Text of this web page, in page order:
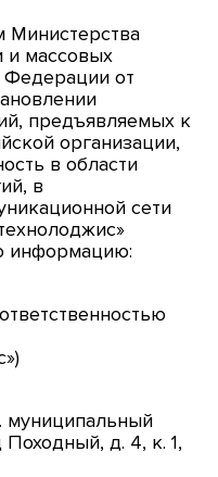
Министерства
и массовых
Федерации от
предъявляемых к
организации,
в области
в
сети
информацию:
муниципальный
д. 4, к. 1,